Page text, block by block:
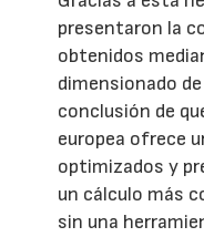
presentaron la
obtenidos
dimensionado
conclusión de
europea ofrece
optimizados y
un cálculo más
sin una